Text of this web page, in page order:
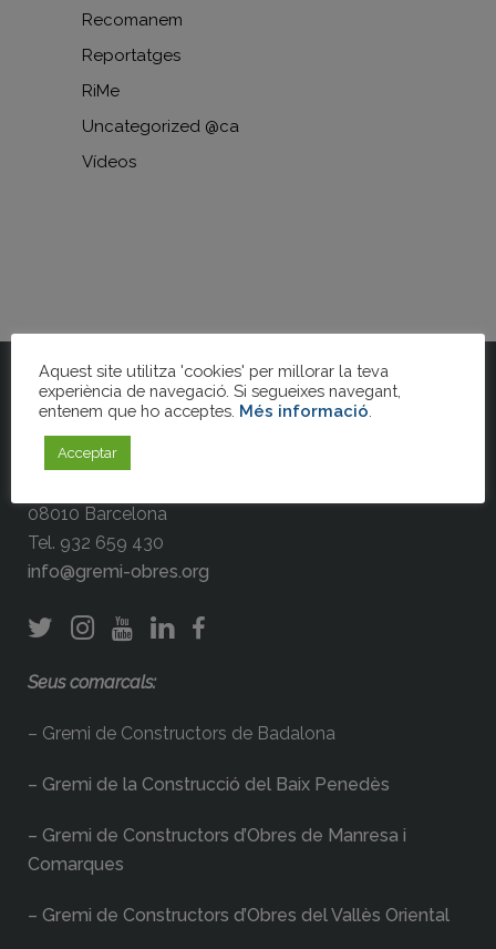
Recomanem
Reportatges
RiMe
Uncategorized @ca
Vídeos
Gremi de la Construcció de Barcelona
08010 Barcelona
Tel. 932 659 430
info@gremi-obres.org
Seus comarcals:
– Gremi de Constructors de Badalona
– Gremi de la Construcció del Baix Penedès
– Gremi de Constructors d’Obres de Manresa i
Comarques
– Gremi de Constructors d’Obres del Vallès Oriental
Aquest site utilitza 'cookies' per millorar la teva
experiència de navegació. Si segueixes navegant,
entenem que ho acceptes. Més informació
Acceptar